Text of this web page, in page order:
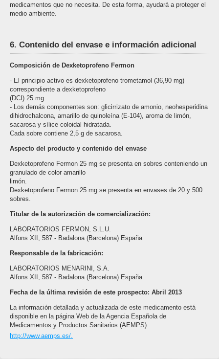
medicamentos que no necesita. De esta forma, ayudará a proteger el
medio ambiente.
6. Contenido del envase e información adicional
Composición de Dexketoprofeno Fermon
- El principio activo es dexketoprofeno trometamol (36,90 mg)
correspondiente a dexketoprofeno
(DCI) 25 mg.
- Los demás componentes son: glicirrizato de amonio, neohesperidina
dihidrochalcona, amarillo de quinoleína (E-104), aroma de limón,
sacarosa y sílice coloidal hidratada.
Cada sobre contiene 2,5 g de sacarosa.
Aspecto del producto y contenido del envase
Dexketoprofeno Fermon 25 mg se presenta en sobres conteniendo un
granulado de color amarillo
limón.
Dexketoprofeno Fermon 25 mg se presenta en envases de 20 y 500
sobres.
Titular de la autorización de comercialización:
LABORATORIOS FERMON, S.L.U.
Alfons XII, 587 - Badalona (Barcelona) España
Responsable de la fabricación:
LABORATORIOS MENARINI, S.A.
Alfons XII, 587 - Badalona (Barcelona) España
Fecha de la última revisión de este prospecto: Abril 2013
La información detallada y actualizada de este medicamento está
disponible en la página Web de la Agencia Española de
Medicamentos y Productos Sanitarios (AEMPS)
http://www.aemps.es/.